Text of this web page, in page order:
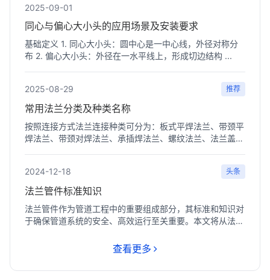
2025-09-01
同心与偏心大小头的应用场景及安装要求
基础定义 1. 同心大小头：圆中心是一中心线，外径对称分
布 2. 偏心大小头：外径在一水平线上，形成切边结构 ...
2025-08-29 推荐
常用法兰分类及种类名称
按照连接方式法兰连接种类可分为：板式平焊法兰、带颈平
焊法兰、带颈对焊法兰、承插焊法兰、螺纹法兰、法兰盖、
2024-12-18 头条
法兰管件标准知识
法兰管件作为管道工程中的重要组成部分，其标准和知识对
于确保管道系统的安全、高效运行至关重要。本文将从法兰
查看更多